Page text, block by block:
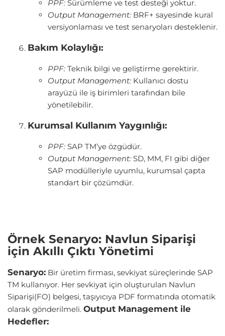
PPF: Sürümleme ve test desteği yoktur.
Output Management: BRF+ sayesinde kural
versiyonlaması ve test senaryoları desteklenir.
Bakım Kolaylığı:
PPF: Teknik bilgi ve geliştirme gerektirir.
Output Management: Kullanıcı dostu
arayüzü ile iş birimleri tarafından bile
yönetilebilir.
Kurumsal Kullanım Yaygınlığı:
PPF: SAP TM’ye özgüdür.
Output Management: SD, MM, FI gibi diğer
SAP modülleriyle uyumlu, kurumsal çapta
standart bir çözümdür.
Örnek Senaryo: Navlun Siparişi
için Akıllı Çıktı Yönetimi
Senaryo: Bir üretim firması, sevkiyat süreçlerinde SAP
TM kullanıyor. Her sevkiyat için oluşturulan Navlun
Siparişi(FO) belgesi, taşıyıcıya PDF formatında otomatik
olarak gönderilmeli. Output Management ile
Hedefler: